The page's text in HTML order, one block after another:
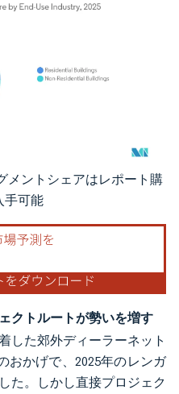
CC BY 4.0の表示が必要です。
メントシェアはレポート購
手可能
クトルートが勢いを増す
した郊外ディーラーネット
おかげで、2025年のレンガ
た。しかし直接プロジェク